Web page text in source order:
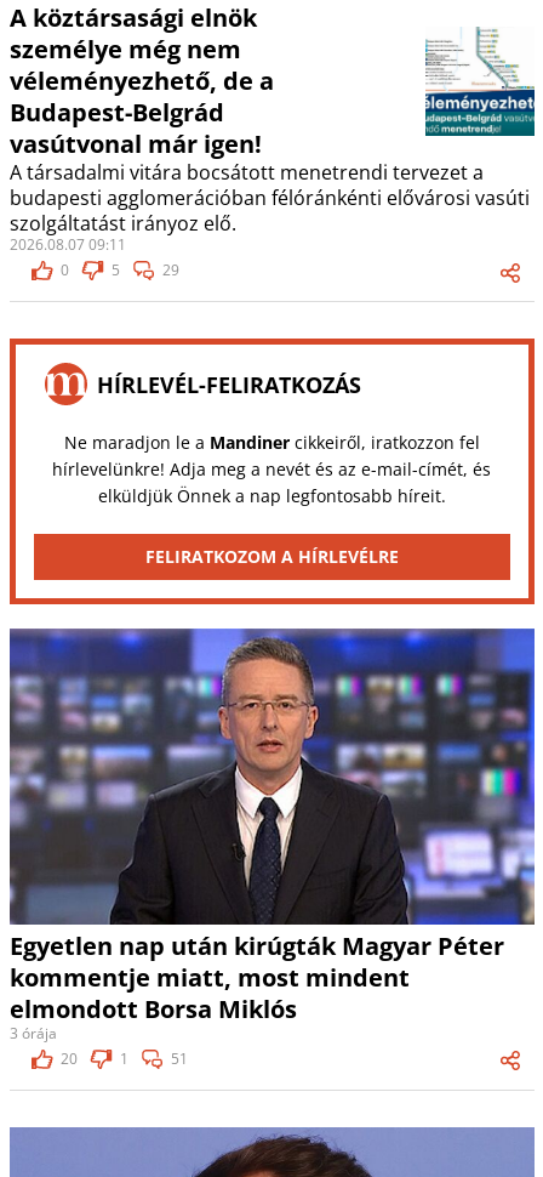
A köztársasági elnök
személye még nem
véleményezhető, de a
Budapest-Belgrád
vasútvonal már igen!
A társadalmi vitára bocsátott menetrendi tervezet a
budapesti agglomerációban félóránkénti elővárosi vasúti
szolgáltatást irányoz elő.
2026.08.07 09:11
0
5 29
HÍRLEVÉL-FELIRATKOZÁS
Ne maradjon le a Mandinercikkeiről, iratkozzon fel
hírlevelünkre! Adja meg a nevét és az e-mail-címét, és
elküldjük Önnek a nap legfontosabb híreit.
FELIRATKOZOM A HÍRLEVÉLRE
Egyetlen nap után kirúgták Magyar Péter
kommentje miatt, most mindent
elmondott Borsa Miklós
3 órája
20
1 51